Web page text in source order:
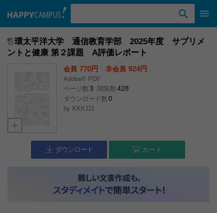
環太平洋大学 通信教育学部 2025年度 サプリメ
ントと健康 第２課題 A評価レポート
会員 770円 非会員 924円
Adobe® PDF
ページ数 3 閲覧数 428
ダウンロード数 0
by KKK111
ダウンロード カート